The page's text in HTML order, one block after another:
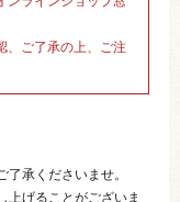
、ご了承の上、ご注
了承くださいませ。
上げることがございま